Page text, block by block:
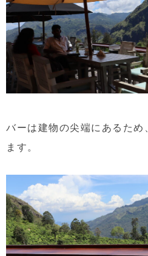
バーは建物の尖端にあるため
ます。